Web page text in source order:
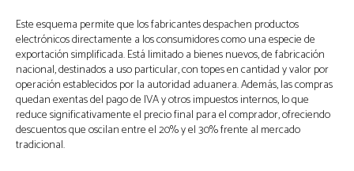
Este esquema permite que los fabricantes despachen productos
electrónicos directamente a los consumidores como una especie de
exportación simplificada. Está limitado a bienes nuevos, de fabricación
nacional, destinados a uso particular, con topes en cantidad y valor por
operación establecidos por la autoridad aduanera. Además, las compras
quedan exentas del pago de IVA y otros impuestos internos, lo que
reduce significativamente el precio final para el comprador, ofreciendo
descuentos que oscilan entre el 20% y el 30% frente al mercado
tradicional.